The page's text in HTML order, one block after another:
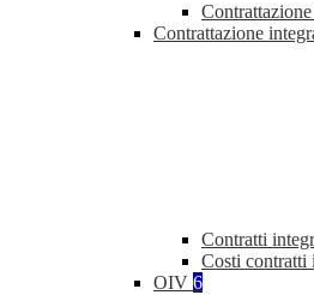
Contrattazione
Contratti
Costi contratti
OIV 6